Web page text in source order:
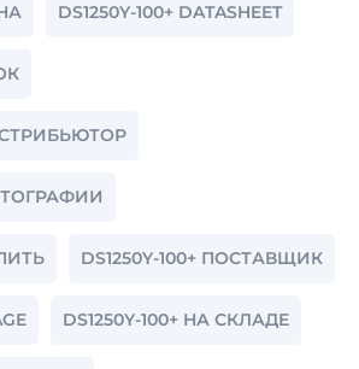
DS1250Y-100+ DATASHEET
DS1250Y-100+ ПОСТАВЩИК
DS1250Y-100+ НА СКЛАДЕ